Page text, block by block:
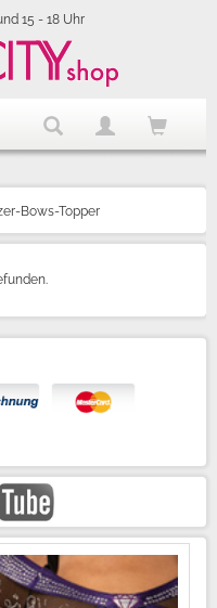
15 - 18 Uhr
Bows-Topper